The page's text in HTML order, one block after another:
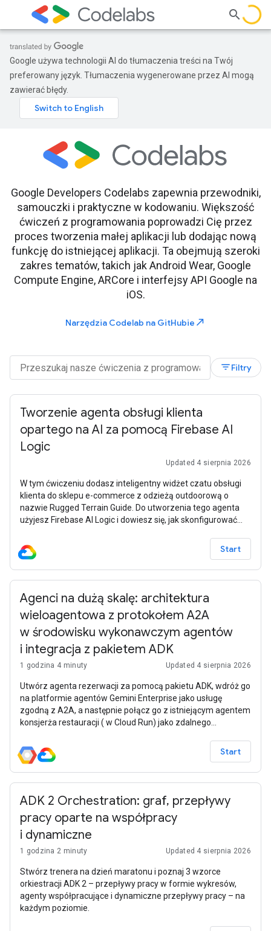
Google używa technologii AI do tłumaczenia treści na Twój
preferowany język. Tłumaczenia wygenerowane przez AI mogą
zawierać błędy.
Google Developers Codelabs zapewnia przewodniki,
samouczki i praktyczne w kodowaniu. Większość
ćwiczeń z programowania poprowadzi Cię przez
proces tworzenia małej aplikacji lub dodając nową
funkcję do istniejącej aplikacji. Ta obejmują szeroki
zakres tematów, takich jak Android Wear, Google
Compute Engine, ARCore i interfejsy API Google na
iOS.
Narzędzia Codelab na GitHubie north_east
filter_listFiltry
Tworzenie agenta obsługi klienta
opartego na AI za pomocą Firebase AI
Logic
Updated 4 sierpnia 2026
W tym ćwiczeniu dodasz inteligentny widżet czatu obsługi
klienta do sklepu e-commerce z odzieżą outdoorową o
nazwie Rugged Terrain Guide. Do utworzenia tego agenta
użyjesz Firebase AI Logic i dowiesz się, jak skonfigurować
Start
Agenci na dużą skalę: architektura
wieloagentowa z protokołem A2A
w środowisku wykonawczym agentów
i integracja z pakietem ADK
1 godzina 4 minuty Updated 4 sierpnia 2026
Utwórz agenta rezerwacji za pomocą pakietu ADK, wdróż go
na platformie agentów Gemini Enterprise jako usługę
zgodną z A2A, a następnie połącz go z istniejącym agentem
konsjerża restauracji ( w Cloud Run) jako zdalnego
w którym wyszukiwanie menu i rezerwacje są obsługiwane
przez oddzielnych, niezależnie wdrażanych agentów.
Start
ADK 2 Orchestration: graf, przepływy
pracy oparte na współpracy
i dynamiczne
1 godzina 2 minuty Updated 4 sierpnia 2026
Stwórz trenera na dzień maratonu i poznaj 3 wzorce
orkiestracji ADK 2 – przepływy pracy w formie wykresów,
agenty współpracujące i dynamiczne przepływy pracy – na
każdym poziomie.